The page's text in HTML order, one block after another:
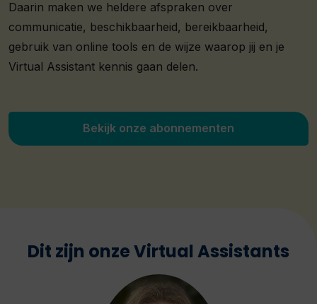
Daarin maken we heldere afspraken over
communicatie, beschikbaarheid, bereikbaarheid,
gebruik van online tools en de wijze waarop jij en je
Virtual Assistant kennis gaan delen.
Bekijk onze abonnementen
Dit zijn onze Virtual Assistants